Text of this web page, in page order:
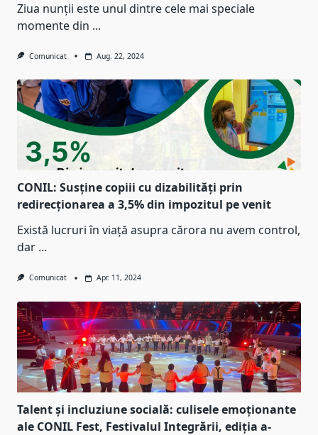
Ziua nunții este unul dintre cele mai speciale
momente din ...
Comunicat Aug. 22, 2024
CONIL: Susține copiii cu dizabilități prin
redirecționarea a 3,5% din impozitul pe venit
Există lucruri în viață asupra cărora nu avem control,
dar ...
Comunicat Apr. 11, 2024
Talent și incluziune socială: culisele emoționante
ale CONIL Fest, Festivalul Integrării, ediția a-